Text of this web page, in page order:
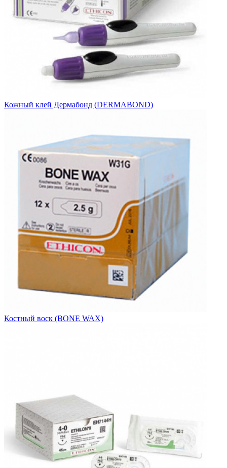
Кожный клей Дермабонд (DERMABOND)
Костный воск (BONE WAX)